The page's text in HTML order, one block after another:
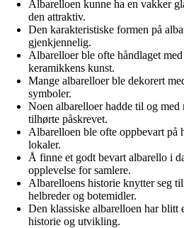
Albarelloen kunne ha en vakker
den attraktiv.
Den karakteristiske formen på
gjenkjennelig.
Albarelloer ble ofte håndlaget
keramikkens kunst.
Mange albarelloer ble dekorert
symboler.
Noen albarelloer hadde til og med
tilhørte påskrevet.
Albarelloen ble ofte oppbevart på
lokaler.
Å finne et godt bevart albarello i
opplevelse for samlere.
Albarelloens historie knytter seg
helbreder og botemidler.
Den klassiske albarelloen har blitt
historie og utvikling.